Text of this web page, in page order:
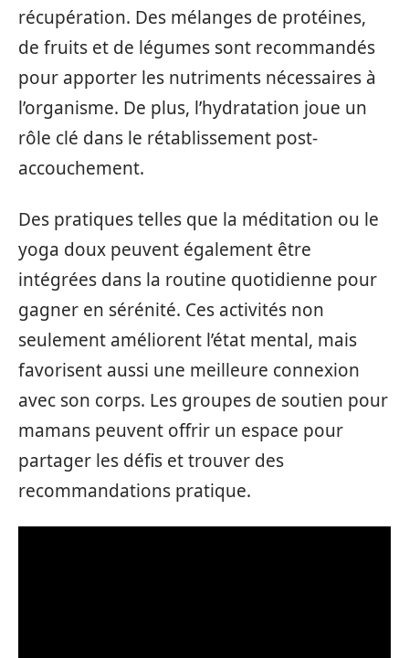
récupération. Des mélanges de protéines,
de fruits et de légumes sont recommandés
pour apporter les nutriments nécessaires à
l’organisme. De plus, l’hydratation joue un
rôle clé dans le rétablissement post-
accouchement.
Des pratiques telles que la méditation ou le
yoga doux peuvent également être
intégrées dans la routine quotidienne pour
gagner en sérénité. Ces activités non
seulement améliorent l’état mental, mais
favorisent aussi une meilleure connexion
avec son corps. Les groupes de soutien pour
mamans peuvent offrir un espace pour
partager les défis et trouver des
recommandations pratique.